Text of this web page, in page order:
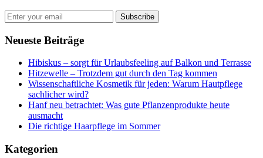
Subscribe
Neueste Beiträge
Hibiskus – sorgt für Urlaubsfeeling auf Balkon und Terrasse
Hitzewelle – Trotzdem gut durch den Tag kommen
Wissenschaftliche Kosmetik für jeden: Warum Hautpflege
sachlicher wird?
Hanf neu betrachtet: Was gute Pflanzenprodukte heute
ausmacht
Die richtige Haarpflege im Sommer
Kategorien